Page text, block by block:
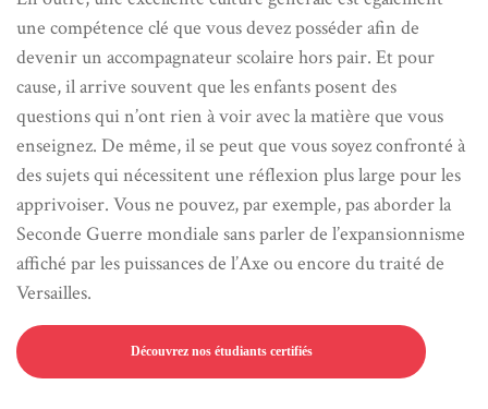
une compétence clé que vous devez posséder afin de
devenir un accompagnateur scolaire hors pair. Et pour
cause, il arrive souvent que les enfants posent des
questions qui n’ont rien à voir avec la matière que vous
enseignez. De même, il se peut que vous soyez confronté à
des sujets qui nécessitent une réflexion plus large pour les
apprivoiser. Vous ne pouvez, par exemple, pas aborder la
Seconde Guerre mondiale sans parler de l’expansionnisme
affiché par les puissances de l’Axe ou encore du traité de
Versailles.
Découvrez nos étudiants certifiés